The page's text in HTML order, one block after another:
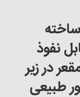
نفوذ
در زیر
طبیعی